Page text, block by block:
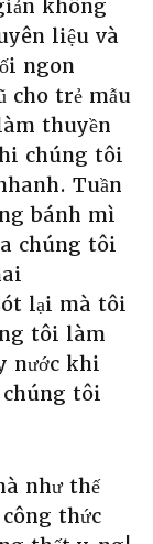
không
liệu và
ngon
cho trẻ mẫu
thuyền
chúng tôi
Tuần
bánh mì
chúng tôi
lại mà tôi
tôi làm
nước khi
chúng tôi
như thế
thức